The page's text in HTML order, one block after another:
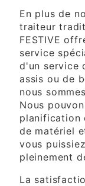
En plus de
traiteur
FESTIVE
service
d'un service
assis ou de
nous
Nous
planification
de matériel
vous
pleinement
La